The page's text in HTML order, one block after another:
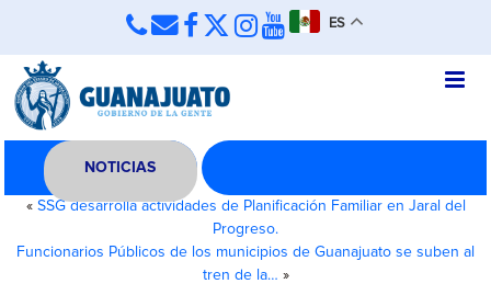
ES
NOTICIAS
« SSG desarrolla actividades de Planificación Familiar en Jaral del
Progreso.
Funcionarios Públicos de los municipios de Guanajuato se suben al
tren de la… »